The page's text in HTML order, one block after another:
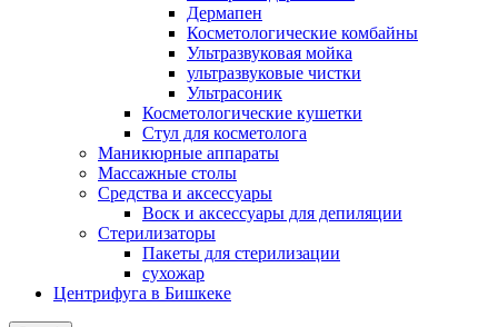
Дермапен
Косметологические комбайны
Ультразвуковая мойка
ультразвуковые чистки
Ультрасоник
Косметологические кушетки
Стул для косметолога
Маникюрные аппараты
Массажные столы
Средства и аксессуары
Воск и аксессуары для депиляции
Стерилизаторы
Пакеты для стерилизации
сухожар
Центрифуга в Бишкеке